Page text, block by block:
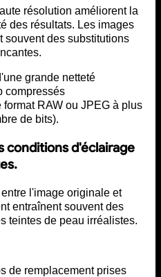
résolution améliorent la
des résultats. Les images
souvent des substitutions
grande netteté
compressés
RAW ou JPEG à plus
de bits).
conditions d'éclairage
l'image originale et
entraînent souvent des
teintes de peau irréalistes.
de remplacement prises